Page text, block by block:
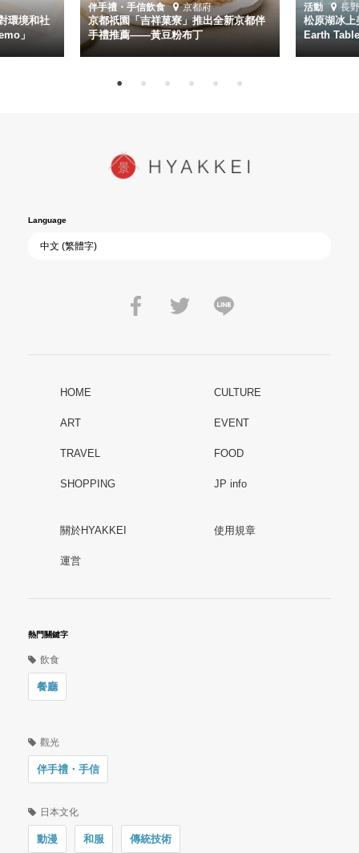
環境和社
」
伴手禮・手信飲食 京都府
京都祇園「吉祥菓寮」推出全新京都伴
手禮推薦——黃豆粉布丁
活動 長
松原湖冰
Earth
Language
HOME CULTURE
ART EVENT
TRAVEL FOOD
SHOPPING JP info
關於HYAKKEI 使用規章
運営
熱門關鍵字
飲食
餐廳
觀光
伴手禮・手信
日本文化
動漫 和服 傳統技術